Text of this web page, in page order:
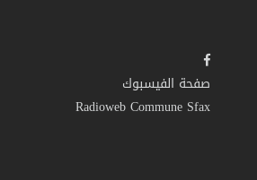
صفحة الفيسبوك
Radioweb Commune Sfax